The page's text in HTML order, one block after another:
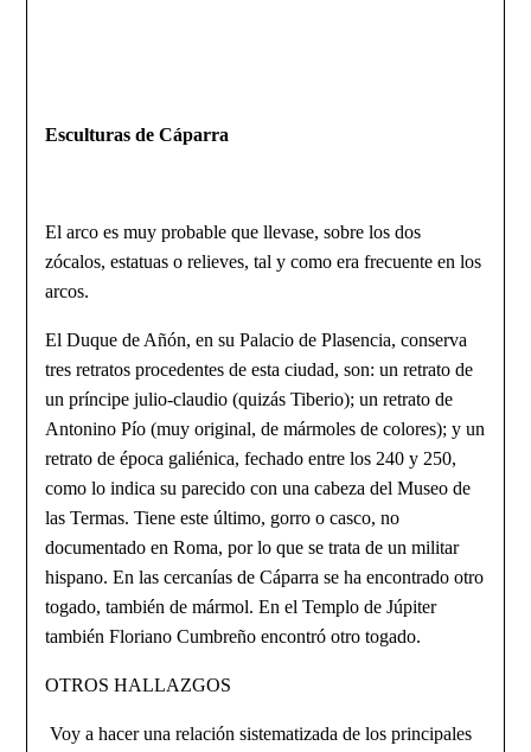
Esculturas de Cáparra
El arco es muy probable que llevase, sobre los dos
zócalos, estatuas o relieves, tal y como era frecuente en los
arcos.
El Duque de Añón, en su Palacio de Plasencia, conserva
tres retratos procedentes de esta ciudad, son: un retrato de
un príncipe julio-claudio (quizás Tiberio); un re­trato de
Antonino Pío (muy original, de mármoles de colores); y un
retrato de época galiénica, fechado entre los 240 y 250,
como lo indica su parecido con una cabeza del Museo de
las Termas. Tiene este último, gorro o casco, no
documentado en Roma, por lo que se trata de un militar
hispano. En las cercanías de Cáparra se ha encontrado otro
togado, también de mármol. En el Templo de Júpiter
también Floriano Cumbreño encontró otro togado.
OTROS HALLAZGOS
Voy a hacer una relación sistematizada de los principales